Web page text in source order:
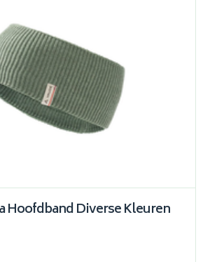
Hoofdband Diverse Kleuren